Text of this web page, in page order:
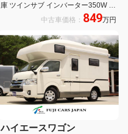
庫 ツインサブ インバーター350W べ
バスト製FFヒーター 液晶テレビ マ
ETC 常時モニター サイドオーニング
地デジチューナー
中古車価格： 849万円
ハイエースワゴン